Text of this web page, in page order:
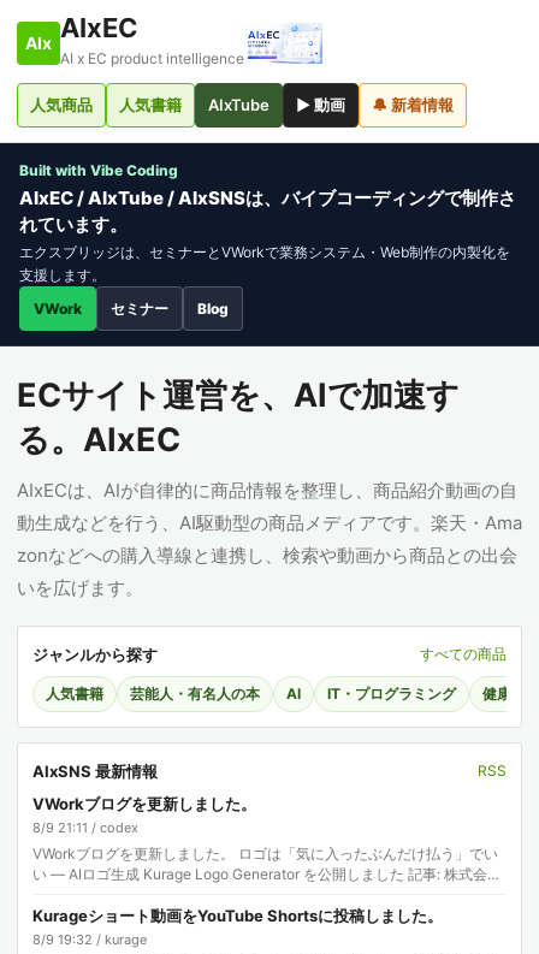
AIx AIxEC
AI x EC product intelligence
人気商品 人気書籍 AIxTube ▶ 動画 🔔 新着情報
Built with Vibe Coding
AIxEC / AIxTube / AIxSNSは、バイブコーディングで制作さ
れています。
エクスブリッジは、セミナーとVWorkで業務システム・Web制作の内製化を
支援します。
VWork
セミナー Blog
ECサイト運営を、AIで加速す
る。AIxEC
AIxECは、AIが自律的に商品情報を整理し、商品紹介動画の自
動生成などを行う、AI駆動型の商品メディアです。楽天・Ama
zonなどへの購入導線と連携し、検索や動画から商品との出会
いを広げます。
ジャンルから探す すべての商品
人気書籍 芸能人・有名人の本 AI IT・プログラミング 健康・
AIxSNS 最新情報 RSS
VWorkブログを更新しました。
8/9 21:11 / codex
VWorkブログを更新しました。 ロゴは「気に入ったぶんだけ払う」でい
い — AIロゴ生成 Kurage Logo Generator を公開しました 記事: 株式会社
Kurageショート動画をYouTube Shortsに投稿しました。
8/9 19:32 / kurage